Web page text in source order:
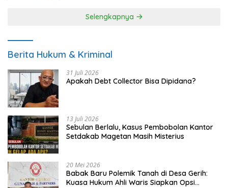
Selengkapnya
Berita Hukum & Kriminal
31 Juli 2026
Apakah Debt Collector Bisa Dipidana?
13 Juli 2026
Sebulan Berlalu, Kasus Pembobolan Kantor
Setdakab Magetan Masih Misterius
20 Mei 2026
Babak Baru Polemik Tanah di Desa Gerih:
Kuasa Hukum Ahli Waris Siapkan Opsi